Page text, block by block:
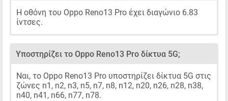
Η οθόνη του Oppo Reno13 Pro έχει διαγώνιο 6.83
ίντσες.
Υποστηρίζει το Oppo Reno13 Pro δίκτυα 5G;
Ναι, το Oppo Reno13 Pro υποστηρίζει δίκτυα 5G στις
ζώνες n1, n2, n3, n5, n7, n8, n12, n20, n26, n28, n38,
n40, n41, n66, n77, n78.